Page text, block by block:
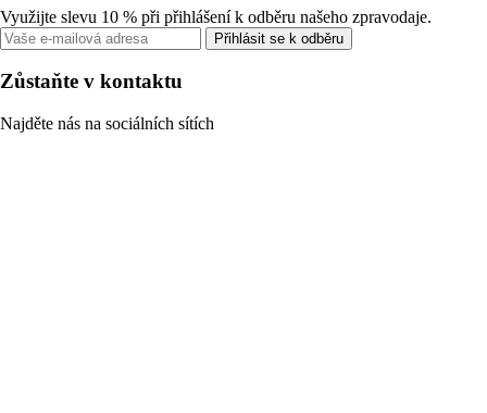
Využijte slevu 10 % při přihlášení k odběru našeho zpravodaje.
Přihlásit se k odběru
Zůstaňte v kontaktu
Najděte nás na sociálních sítích